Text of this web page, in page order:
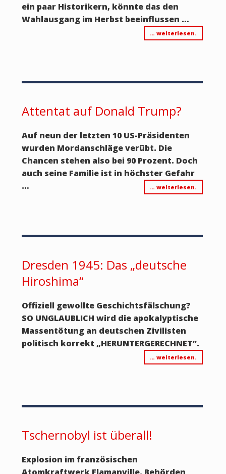
ein paar Historikern, könnte das den
Wahlausgang im Herbst beeinflussen …
… weiterlesen.
Attentat auf Donald Trump?
Auf neun der letzten 10 US-Präsidenten
wurden Mordanschläge verübt. Die
Chancen stehen also bei 90 Prozent. Doch
auch seine Familie ist in höchster Gefahr
…
… weiterlesen.
Dresden 1945: Das „deutsche
Hiroshima“
Offiziell gewollte Geschichtsfälschung?
SO UNGLAUBLICH wird die apokalyptische
Massentötung an deutschen Zivilisten
politisch korrekt „HERUNTERGERECHNET“.
… weiterlesen.
Tschernobyl ist überall!
Explosion im französischen
Atomkraftwerk Flamanville. Behörden